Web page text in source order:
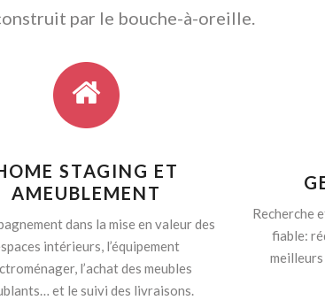
par le bouche-à-oreille.
STAGING ET
AMEUBLEMENT
dans la mise en valeur des
intérieurs, l’équipement
l’achat des meubles
et le suivi des livraisons.
Recherche
fiable: